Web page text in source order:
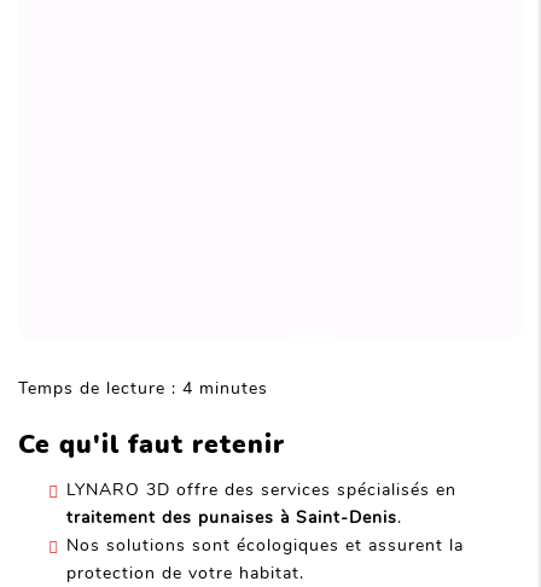
Temps de lecture : 4 minutes
Ce qu'il faut retenir
LYNARO 3D offre des services spécialisés en
traitement des punaises à Saint-Denis.
Nos solutions sont écologiques et assurent la
protection de votre habitat.